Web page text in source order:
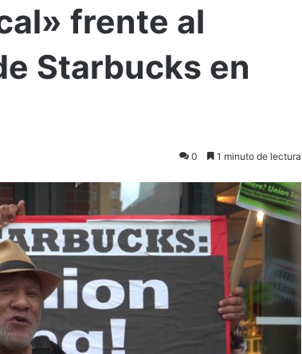
frente al
Starbucks en
0 1 minuto de lectura